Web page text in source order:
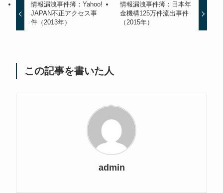
情報漏洩事件簿：Yahoo!
JAPAN不正アクセス事
件（2013年）
情報漏洩事件簿：日本年
金機構125万件流出事件
（2015年）
この記事を書いた人
admin